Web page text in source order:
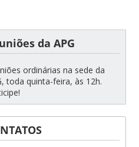
da APG
ordinárias na sede da
toda quinta-feira, às 12h.